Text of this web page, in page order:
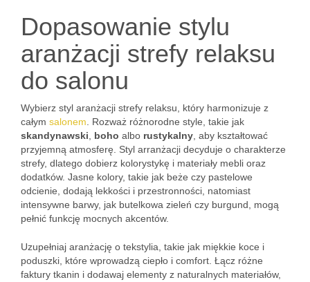
Dopasowanie stylu
aranżacji strefy relaksu
do salonu
Wybierz styl aranżacji strefy relaksu, który harmonizuje z
całym salonem . Rozważ różnorodne style, takie jak
skandynawski
boho albo rustykalny , aby kształtować
przyjemną atmosferę. Styl arranżacji decyduje o charakterze
strefy, dlatego dobierz kolorystykę i materiały mebli oraz
dodatków. Jasne kolory, takie jak beże czy pastelowe
odcienie, dodają lekkości i przestronności, natomiast
intensywne barwy, jak butelkowa zieleń czy burgund, mogą
pełnić funkcję mocnych akcentów.
Uzupełniaj aranżację o tekstylia, takie jak miękkie koce i
poduszki, które wprowadzą ciepło i comfort. Łącz różne
faktury tkanin i dodawaj elementy z naturalnych materiałów,